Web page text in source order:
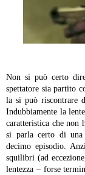
Non si può certo
spettatore sia partito
la si può riscontrare
Indubbiamente la
caratteristica che non
si parla certo di una
decimo episodio.
squilibri (ad
lentezza – forse